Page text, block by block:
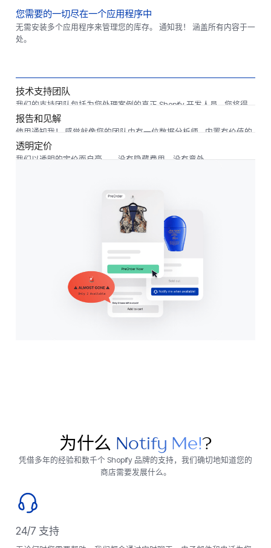
您需要的一切尽在一个应用程序中
无需安装多个应用程序来管理您的库存。 通知我！ 涵盖所有内容于一
处。
技术支持团队
我们的支持团队包括为您处理案例的真正 Shopify 开发人员 - 您将得
到专家的帮助。
报告和见解
使用通知我！ 感觉就像您的团队中有一位数据分析师 - 内置有价值的
见解和报告。
透明定价
我们以透明的定价而自豪——没有隐藏费用，没有意外。
为什么 Notify Me!?
凭借多年的经验和数千个 Shopify 品牌的支持，我们确切地知道您的
商店需要发展什么。
24/7 支持